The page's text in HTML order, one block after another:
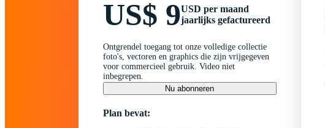
US$ 9USD per maand
jaarlijks gefactureerd
Ontgrendel toegang tot onze volledige collectie
foto's, vectoren en graphics die zijn vrijgegeven
voor commercieel gebruik. Video niet
inbegrepen.
Nu abonneren
Plan bevat: